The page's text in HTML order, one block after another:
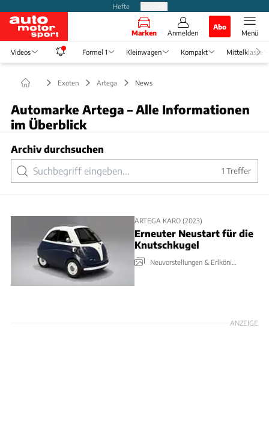
Hefte
Marken Anmelden
Abo
Menü
Videos Formel 1 Kleinwagen Kompakt Mittelklasse
Exoten Artega News
Automarke Artega – Alle Informationen
im Überblick
Archiv durchsuchen
1 Treffer
ARTEGA KARO (2023)
Erneuter Neustart für die
Knutschkugel
Neuvorstellungen & Erlkönige
ANZEIGE